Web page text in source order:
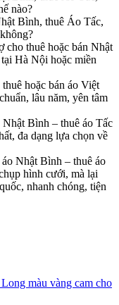
nào?
Bình, thuê Áo Tấc,
cho thuê hoặc bán Nhật
Hà Nội hoặc miền
hoặc bán áo Việt
lâu năm, yên tâm
Bình – thuê áo Tấc
đa dạng lựa chọn về
Nhật Bình – thuê áo
hình cưới, mà lại
nhanh chóng, tiện